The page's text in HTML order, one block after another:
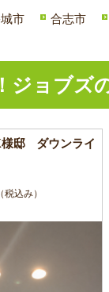
市 合志市
ジョブズ
様邸 ダウンライ
込み）